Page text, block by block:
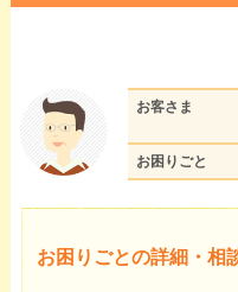
お客さま
お困りごと
お困りごとの詳細・相